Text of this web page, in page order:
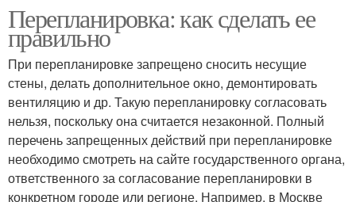
Перепланировка: как сделать ее
правильно
При перепланировке запрещено сносить несущие
стены, делать дополнительное окно, демонтировать
вентиляцию и др. Такую перепланировку согласовать
нельзя, поскольку она считается незаконной. Полный
перечень запрещенных действий при перепланировке
необходимо смотреть на сайте государственного органа,
ответственного за согласование перепланировки в
конкретном городе или регионе. Например, в Москве